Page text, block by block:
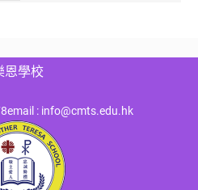
恩學校
email : info@cmts.edu.hk